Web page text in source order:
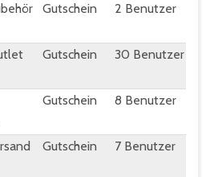
Gutschein 2 Benutzer
Gutschein 30 Benutzer
Gutschein 8 Benutzer
Gutschein 7 Benutzer